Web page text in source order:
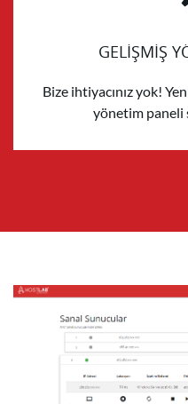
GELİŞMİŞ
Bize ihtiyacınız yok!
yönetim paneli